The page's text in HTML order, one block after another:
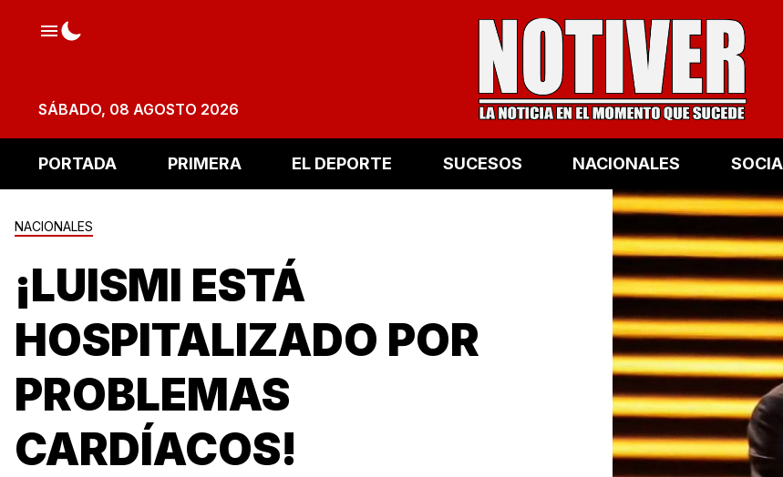
SÁBADO, 08 AGOSTO 2026
PORTADA PRIMERA EL DEPORTE SUCESOS NACIONALES
NACIONALES
¡LUISMI ESTÁ
HOSPITALIZADO POR
PROBLEMAS
CARDÍACOS!